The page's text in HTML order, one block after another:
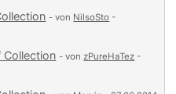
- von NilsoSto -
Collection - vonzPureHaTez -